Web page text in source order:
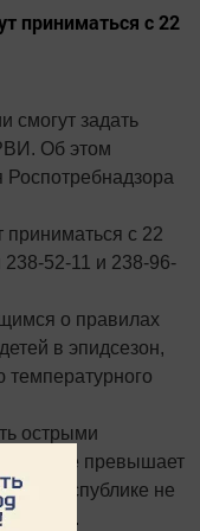
приниматься с 22
смогут задать
Об этом
приниматься с 22
52-11 и 238-96-
о правилах
в эпидсезон,
острыми
не превышает
в республике не